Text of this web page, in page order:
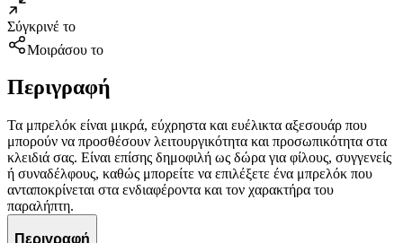
Σύγκρινέ το
Μοιράσου το
Περιγραφή
Τα μπρελόκ είναι μικρά, εύχρηστα και ευέλικτα αξεσουάρ που
μπορούν να προσθέσουν λειτουργικότητα και προσωπικότητα στα
κλειδιά σας. Είναι επίσης δημοφιλή ως δώρα για φίλους, συγγενείς
ή συναδέλφους, καθώς μπορείτε να επιλέξετε ένα μπρελόκ που
ανταποκρίνεται στα ενδιαφέροντα και τον χαρακτήρα του
παραλήπτη.
Περιγραφή